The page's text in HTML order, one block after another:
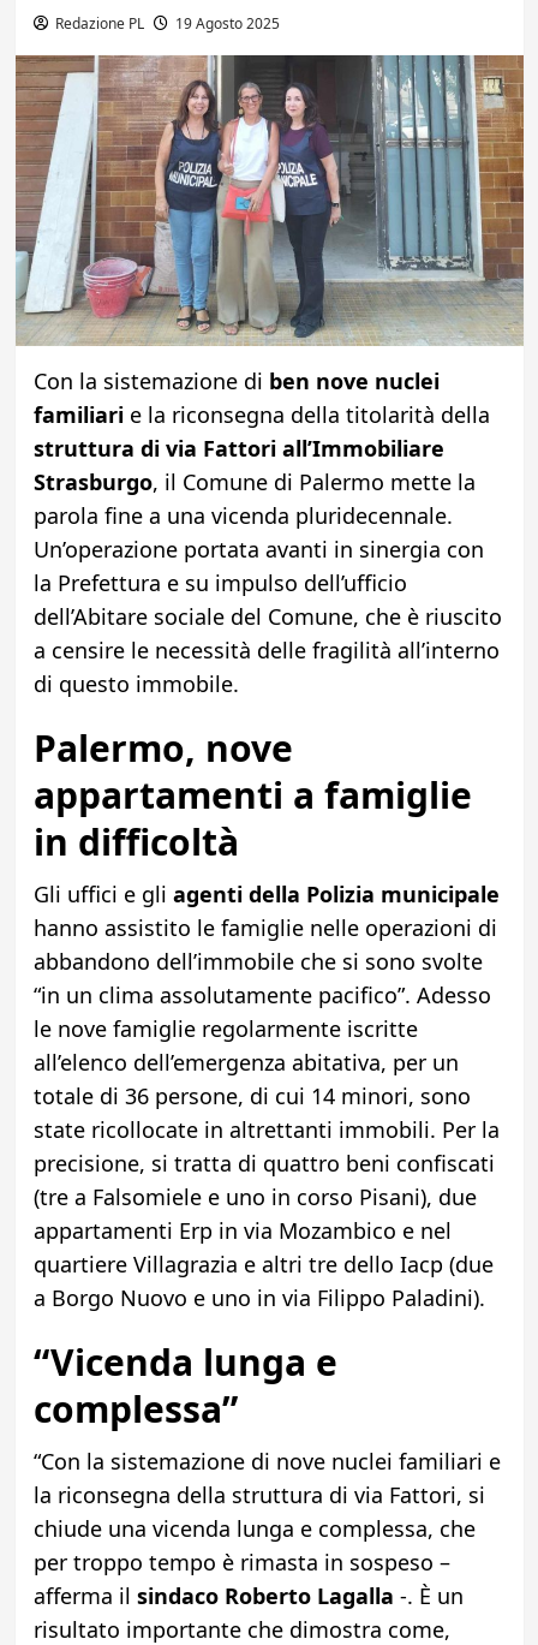
Redazione PL 19 Agosto 2025
Con la sistemazione di ben nove nuclei
familiari e la riconsegna della titolarità della
struttura di via Fattori all’Immobiliare
Strasburgo, il Comune di Palermo mette la
parola fine a una vicenda pluridecennale.
Un’operazione portata avanti in sinergia con
la Prefettura e su impulso dell’ufficio
dell’Abitare sociale del Comune, che è riuscito
a censire le necessità delle fragilità all’interno
di questo immobile.
Palermo, nove
appartamenti a famiglie
in difficoltà
Gli uffici e gli agenti della Polizia municipale
hanno assistito le famiglie nelle operazioni di
abbandono dell’immobile che si sono svolte
“in un clima assolutamente pacifico”. Adesso
le nove famiglie regolarmente iscritte
all’elenco dell’emergenza abitativa, per un
totale di 36 persone, di cui 14 minori, sono
state ricollocate in altrettanti immobili. Per la
precisione, si tratta di quattro beni confiscati
(tre a Falsomiele e uno in corso Pisani), due
appartamenti Erp in via Mozambico e nel
quartiere Villagrazia e altri tre dello Iacp (due
a Borgo Nuovo e uno in via Filippo Paladini).
“Vicenda lunga e
complessa”
“Con la sistemazione di nove nuclei familiari e
la riconsegna della struttura di via Fattori, si
chiude una vicenda lunga e complessa, che
per troppo tempo è rimasta in sospeso –
afferma il sindaco Roberto Lagalla -. È un
risultato importante che dimostra come,